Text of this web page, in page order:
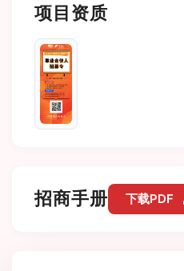
项目资质
招商手册 下载PDF